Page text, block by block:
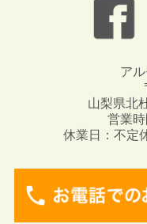
ア
山梨県北
営業
休業日：不定